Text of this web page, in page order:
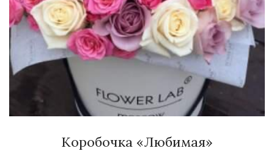
Коробочка «Любимая»